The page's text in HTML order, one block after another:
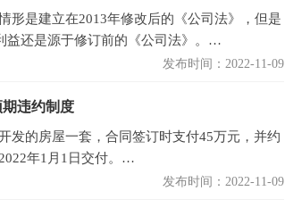
形是建立在2013年修改后的《公司法》，但是
益还是源于修订前的《公司法》。…
发布时间：2022-11-09
违约制度
发的房屋一套，合同签订时支付45万元，并约
年1月1日交付。…
发布时间：2022-11-09